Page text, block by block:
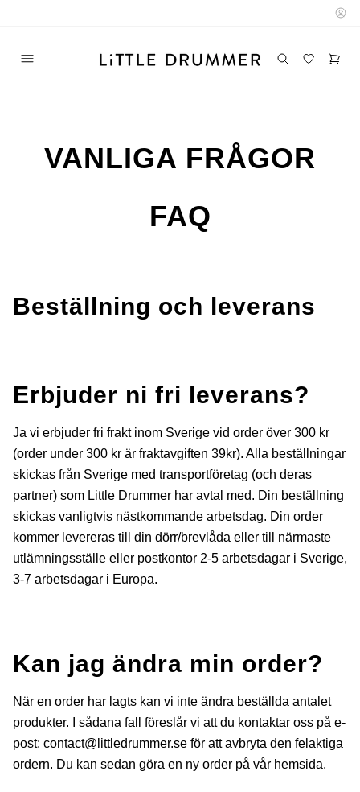
VANLIGA FRÅGOR
FAQ
Beställning och leverans
Erbjuder ni fri leverans?
Ja vi erbjuder fri frakt inom Sverige vid order över 300 kr
(order under 300 kr är fraktavgiften 39kr). Alla beställningar
skickas från Sverige med transportföretag (och deras
partner) som Little Drummer har avtal med. Din beställning
skickas vanligtvis nästkommande arbetsdag. Din order
kommer levereras till din dörr/brevlåda eller till närmaste
utlämningsställe eller postkontor 2-5 arbetsdagar i Sverige,
3-7 arbetsdagar i Europa.
Kan jag ändra min order?
När en order har lagts kan vi inte ändra beställda antalet
produkter. I sådana fall föreslår vi att du kontaktar oss på e-
post: contact@littledrummer.se för att avbryta den felaktiga
ordern. Du kan sedan göra en ny order på vår hemsida.